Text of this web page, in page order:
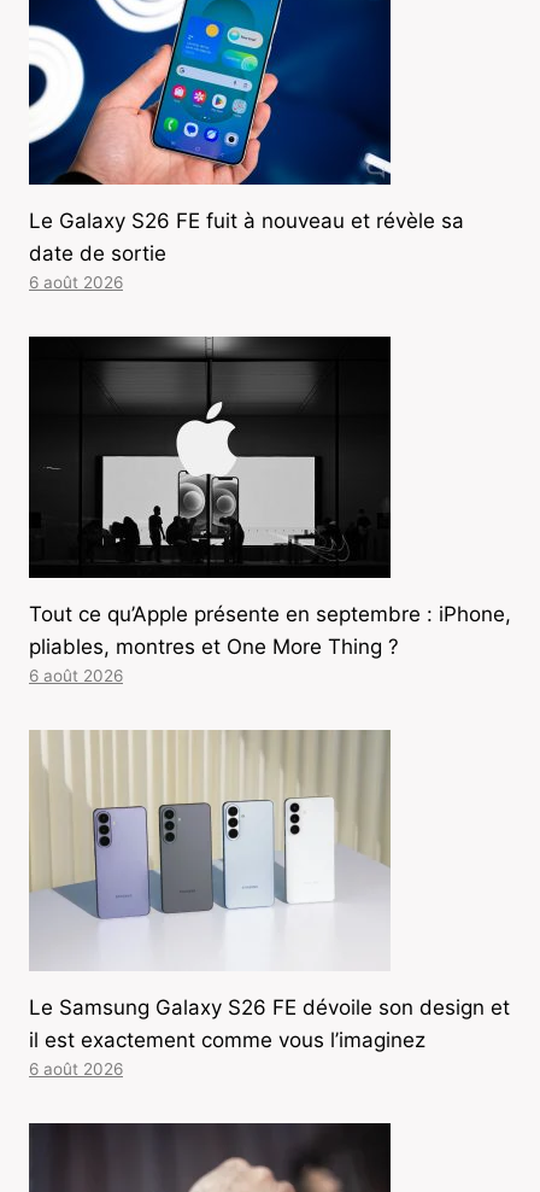
Le Galaxy S26 FE fuit à nouveau et révèle sa
date de sortie
6 août 2026
Tout ce qu’Apple présente en septembre : iPhone,
pliables, montres et One More Thing ?
6 août 2026
Le Samsung Galaxy S26 FE dévoile son design et
il est exactement comme vous l’imaginez
6 août 2026